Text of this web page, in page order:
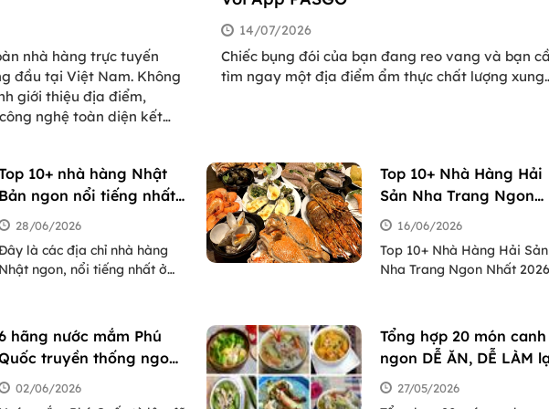
nhà hàng trực tuyến
đầu tại Việt Nam. Không
giới thiệu địa điểm,
nghệ toàn diện kết
Đà Lạt, và nhiều
khắp Việt Nam
14/07/2026
Chiếc bụng đói của bạn đang reo vang và bạn
tìm ngay một địa điểm ẩm thực chất lượng xung
ưng ý chỉ trong vòng 60 giây!
10+ nhà hàng Nhật
Bản ngon nổi tiếng nhất
ở TpHCM
28/06/2026
là các địa chỉ nhà hàng
Nhật ngon, nổi tiếng nhất ở
bè và người thân nhé.
Top 10+ Nhà Hàng Hải
Sản Nha Trang Ngon
Nhất 2026 | Menu, Đặt
16/06/2026
Top 10+ Nhà Hàng Hải Sản
Nha Trang Ngon Nhất
hãng nước mắm Phú
truyền thống ngon
nhất mua làm quà và địa
chỉ mua
02/06/2026
Tổng hợp 20 món canh
ngon DỄ ĂN, DỄ LÀM
đưa cơm
27/05/2026